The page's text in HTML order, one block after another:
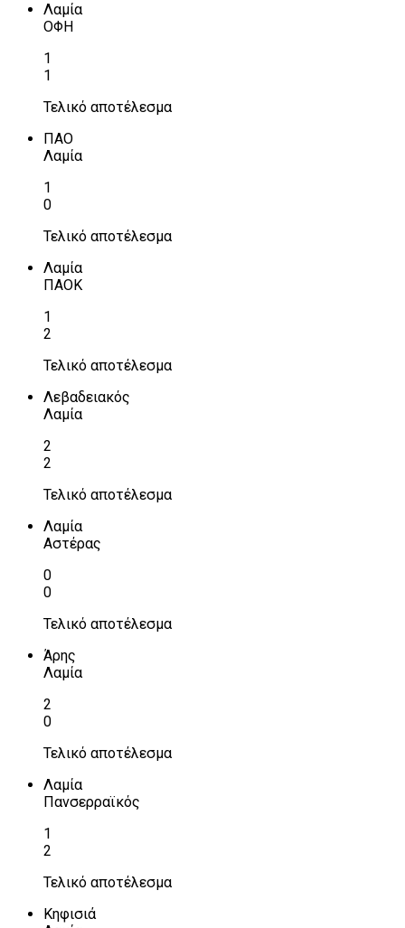
Λαμία
ΟΦΗ
1
1
Τελικό αποτέλεσμα
ΠΑΟ
Λαμία
1
0
Τελικό αποτέλεσμα
Λαμία
ΠΑΟΚ
1
2
Τελικό αποτέλεσμα
Λεβαδειακός
Λαμία
2
2
Τελικό αποτέλεσμα
Λαμία
Αστέρας
0
0
Τελικό αποτέλεσμα
Άρης
Λαμία
2
0
Τελικό αποτέλεσμα
Λαμία
Πανσερραϊκός
1
2
Τελικό αποτέλεσμα
Κηφισιά